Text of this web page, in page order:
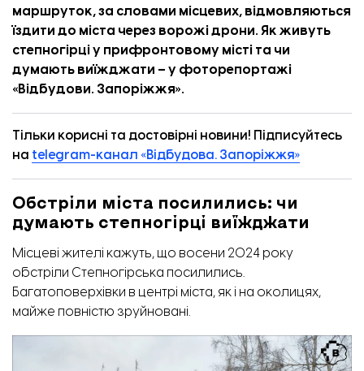
маршруток, за словами місцевих, відмовляються
їздити до міста через ворожі дрони. Як живуть
степногірці у прифронтовому місті та чи
думають виїжджати – у фоторепортажі
«Відбудови. Запоріжжя».
Тільки корисні та достовірні новини! Підписуйтесь
на telegram-канал «Відбудова. Запоріжжя»
Обстріли міста посилились: чи
думають степногірці виїжджати
Місцеві жителі кажуть, що восени 2024 року
обстріли Степногірська посилились.
Багатоповерхівки в центрі міста, як і на околицях,
майже повністю зруйновані.